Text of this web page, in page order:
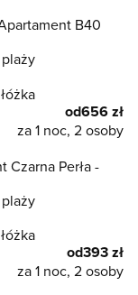
B40
od656 zł
za 1 noc, 2 osoby
Czarna Perła -
od393 zł
za 1 noc, 2 osoby